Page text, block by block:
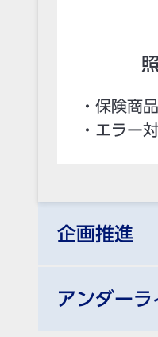
・保険商
・エラー
企画推進
アンダー